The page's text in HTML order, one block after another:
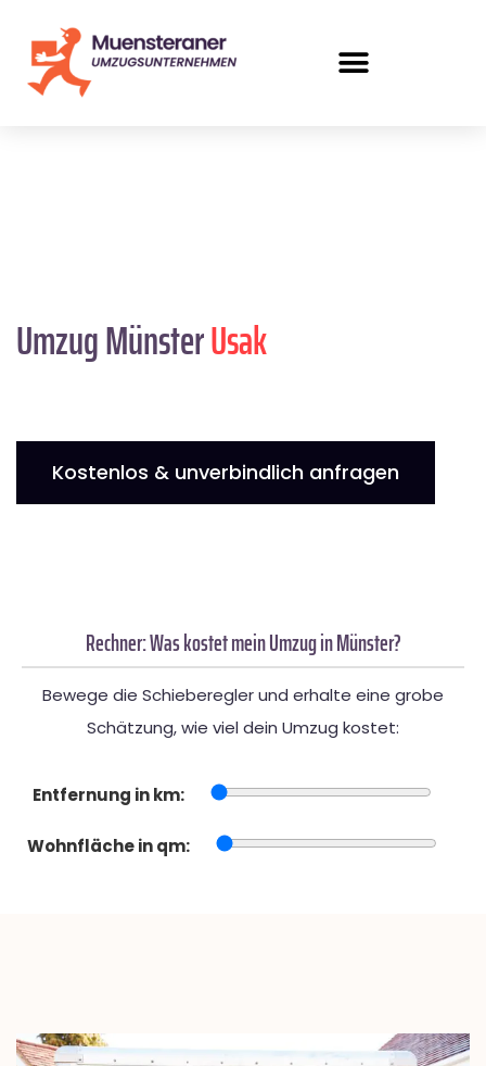
Umzug MünsterUsak
Kostenlos & unverbindlich anfragen
Rechner: Was kostet mein Umzug in Münster?
Bewege die Schieberegler und erhalte eine grobe
Schätzung, wie viel dein Umzug kostet:
Entfernung in km:
Wohnfläche in qm: